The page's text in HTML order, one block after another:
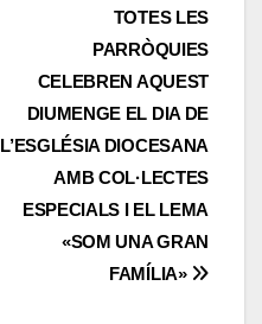
TOTES LES
PARRÒQUIES
CELEBREN AQUEST
DIUMENGE EL DIA DE
L’ESGLÉSIA DIOCESANA
AMB COL·LECTES
ESPECIALS I EL LEMA
«SOM UNA GRAN
FAMÍLIA»